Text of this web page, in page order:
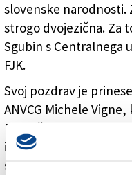
slovenske narodnosti.
strogo dvojezična. Za
Sgubin s Centralnega
FJK.
Svoj pozdrav je
ANVCG Michele
Bubniča,
invalidov vojn
sodelovanje med